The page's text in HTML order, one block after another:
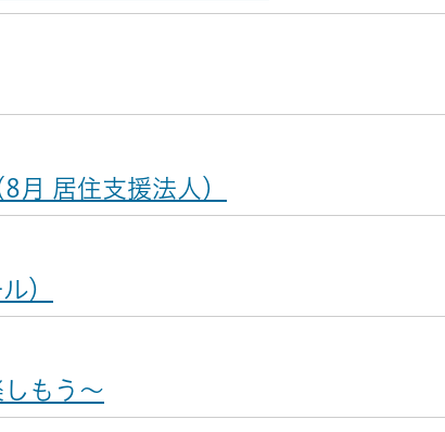
月 居住支援法人）
）
もう～